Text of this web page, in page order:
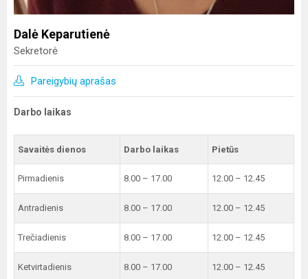
Dalė Keparutienė
Sekretorė
Pareigybių aprašas
Darbo laikas
Savaitės dienos Darbo laikas Pietūs
Pirmadienis 8.00 – 17.00 12.00 – 12.45
Antradienis 8.00 – 17.00 12.00 – 12.45
Trečiadienis 8.00 – 17.00 12.00 – 12.45
Ketvirtadienis 8.00 – 17.00 12.00 – 12.45